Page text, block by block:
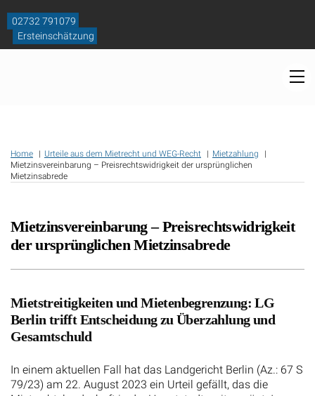
content
02732 791079
Ersteinschätzung
Home Urteile aus dem Mietrecht und WEG-Recht
Mietzahlung
Mietzinsvereinbarung – Preisrechtswidrigkeit der ursprünglichen
Mietzinsabrede
Mietzinsvereinbarung – Preisrechtswidrigkeit
der ursprünglichen Mietzinsabrede
Mietstreitigkeiten und Mietenbegrenzung: LG
Berlin trifft Entscheidung zu Überzahlung und
Gesamtschuld
In einem aktuellen Fall hat das Landgericht Berlin (Az.: 67 S
79/23) am 22. August 2023 ein Urteil gefällt, das die